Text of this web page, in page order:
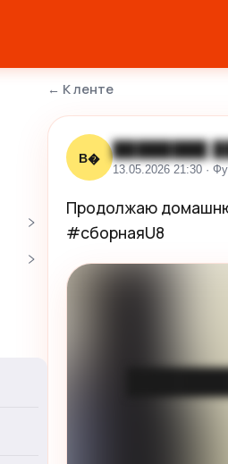
← К ленте
В�
████████
13.05.2026 21:30 ·
Продолжаю
#сборнаяU8